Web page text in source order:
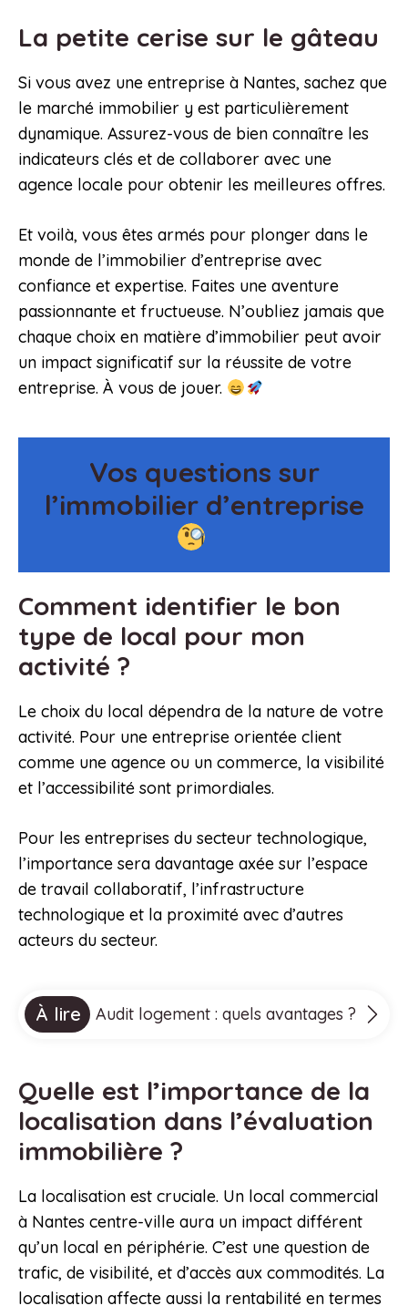
La petite cerise sur le gâteau
Si vous avez une entreprise à Nantes, sachez que
le marché immobilier y est particulièrement
dynamique. Assurez-vous de bien connaître les
indicateurs clés et de collaborer avec une
agence locale pour obtenir les meilleures offres.
Et voilà, vous êtes armés pour plonger dans le
monde de l’immobilier d’entreprise avec
confiance et expertise. Faites une aventure
passionnante et fructueuse. N’oubliez jamais que
chaque choix en matière d’immobilier peut avoir
un impact significatif sur la réussite de votre
entreprise. À vous de jouer.
Vos questions sur
l’immobilier d’entreprise
Comment identifier le bon
type de local pour mon
activité ?
Le choix du local dépendra de la nature de votre
activité. Pour une entreprise orientée client
comme une agence ou un commerce, la visibilité
et l’accessibilité sont primordiales.
Pour les entreprises du secteur technologique,
l’importance sera davantage axée sur l’espace
de travail collaboratif, l’infrastructure
technologique et la proximité avec d’autres
acteurs du secteur.
À lire Audit logement : quels avantages ?
Quelle est l’importance de la
localisation dans l’évaluation
immobilière ?
La localisation est cruciale. Un local commercial
à Nantes centre-ville aura un impact différent
qu’un local en périphérie. C’est une question de
trafic, de visibilité, et d’accès aux commodités. La
localisation affecte aussi la rentabilité en termes